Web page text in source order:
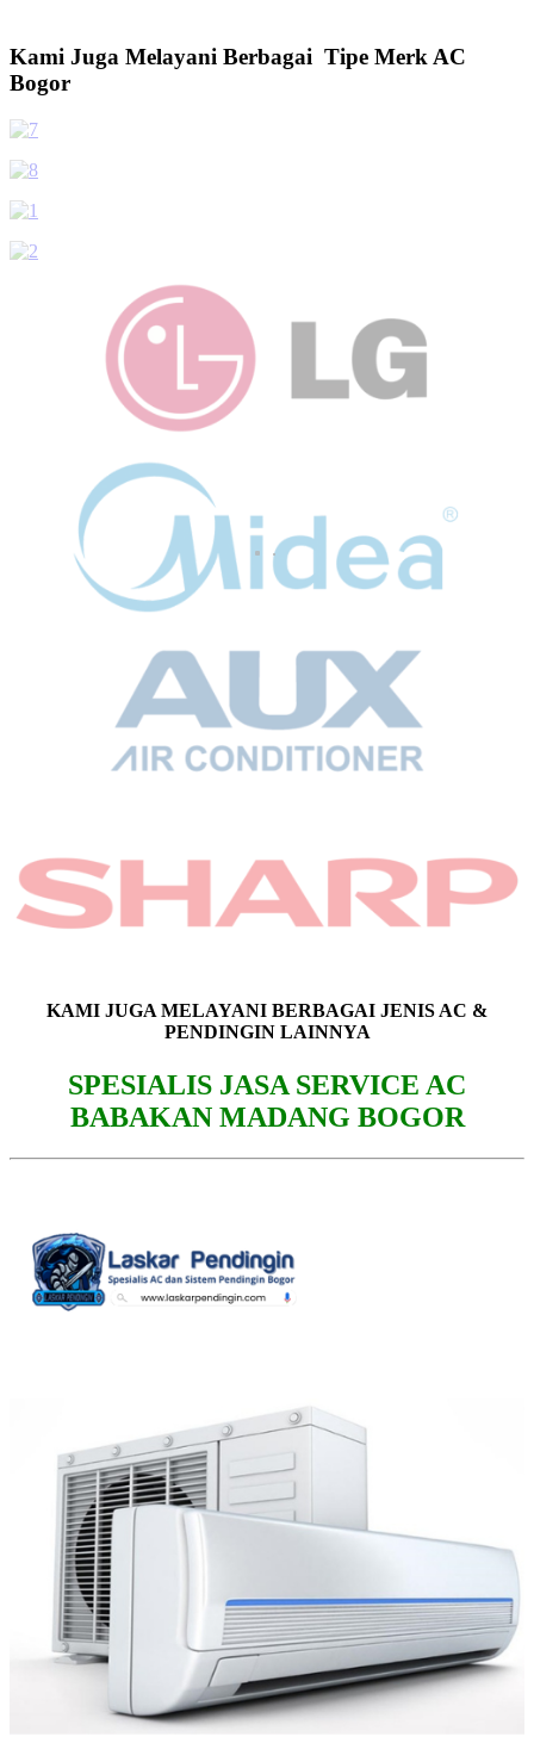
Kami Juga Melayani Berbagai Tipe Merk AC
Bogor
KAMI JUGA MELAYANI BERBAGAI JENIS AC &
PENDINGIN LAINNYA
SPESIALIS JASA SERVICE AC
BABAKAN MADANG BOGOR